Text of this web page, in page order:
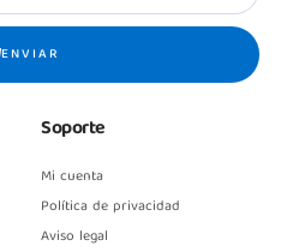
ENVIAR
Soporte
Mi cuenta
Política de privacidad
Aviso legal